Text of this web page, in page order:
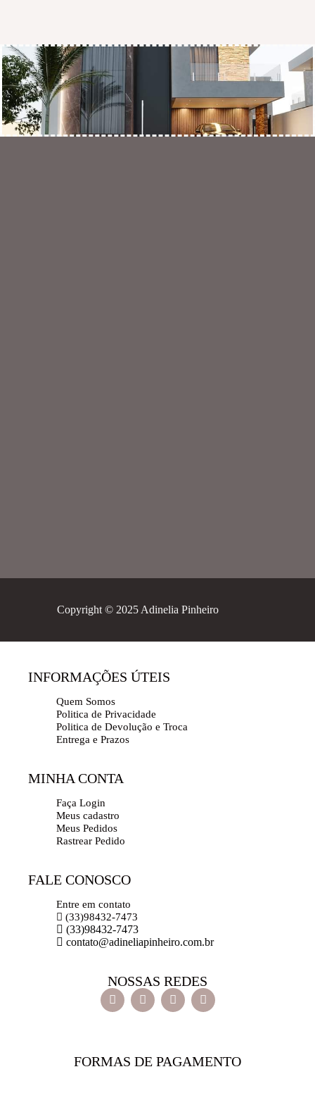
Copyright © 2025 Adinelia Pinheiro
INFORMAÇÕES ÚTEIS
Quem Somos
Politica de Privacidade
Politica de Devolução e Troca
Entrega e Prazos
MINHA CONTA
Faça Login
Meus cadastro
Meus Pedidos
Rastrear Pedido
FALE CONOSCO
Entre em contato
(33)98432-7473
(33)98432-7473
contato@adineliapinheiro.com.br
NOSSAS REDES
FORMAS DE PAGAMENTO